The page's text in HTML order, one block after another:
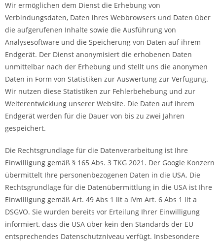
Wir ermöglichen dem Dienst die Erhebung von
Verbindungsdaten, Daten ihres Webbrowsers und Daten über
die aufgerufenen Inhalte sowie die Ausführung von
Analysesoftware und die Speicherung von Daten auf ihrem
Endgerät. Der Dienst anonymisiert die erhobenen Daten
unmittelbar nach der Erhebung und stellt uns die anonymen
Daten in Form von Statistiken zur Auswertung zur Verfügung.
Wir nutzen diese Statistiken zur Fehlerbehebung und zur
Weiterentwicklung unserer Website. Die Daten auf ihrem
Endgerät werden für die Dauer von bis zu zwei Jahren
gespeichert.
Die Rechtsgrundlage für die Datenverarbeitung ist Ihre
Einwilligung gemäß § 165 Abs. 3 TKG 2021. Der Google Konzern
übermittelt Ihre personenbezogenen Daten in die USA. Die
Rechtsgrundlage für die Datenübermittlung in die USA ist Ihre
Einwilligung gemäß Art. 49 Abs 1 lit a iVm Art. 6 Abs 1 lit a
DSGVO. Sie wurden bereits vor Erteilung Ihrer Einwilligung
informiert, dass die USA über kein den Standards der EU
entsprechendes Datenschutzniveau verfügt. Insbesondere